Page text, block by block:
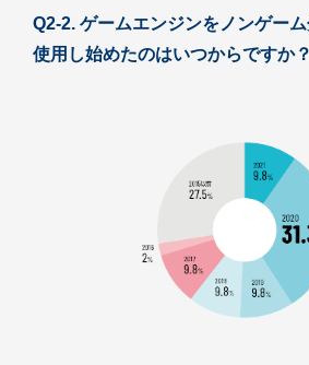
Q2-2. ゲームエンジンをノンゲー
使用し始めたのはいつからですか？